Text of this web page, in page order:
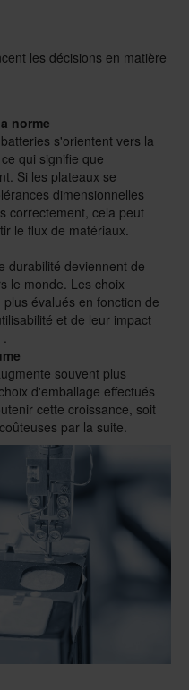
les décisions en matière
norme
s'orientent vers la
qui signifie que
Si les plateaux se
dimensionnelles
correctement, cela peut
le flux de matériaux.
durabilité deviennent de
le monde. Les choix
évalués en fonction de
et de leur impact
.
souvent plus
d'emballage effectués
cette croissance, soit
par la suite.